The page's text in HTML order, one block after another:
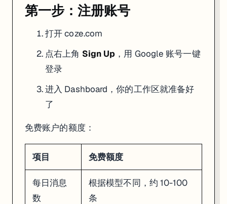
第二步：创建 Bot
在 Dashboard 点Create Bot
填写 Bot 名称和描述（比如"周报助手"）
选择模型——推荐先用GPT-4o ，效果好且速度快
第三步：配置 Persona（人设）
这是 Coze 里最关键的一步。Persona 就是你给 Bot 写的系统提示词
用户告诉你本周做了什么，你帮他整理成结构化的周报。
# 输出格式
## 本周完成
- [项目名] 具体成果
## 下周计划
第一步：注册账号
打开coze.com
点右上角 Sign Up ，用 Google 账号一键
登录
进入 Dashboard，你的工作区就准备好
了
免费账户的额度：
项目 免费额度
每日消息
数
根据模型不同，约 10-100
条